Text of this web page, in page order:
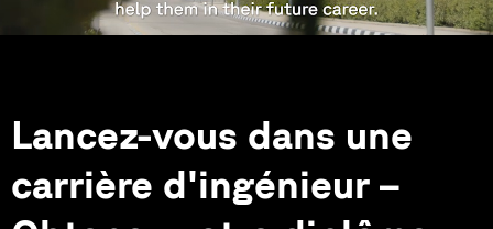
Lancez-vous dans une
carrière d'ingénieur –